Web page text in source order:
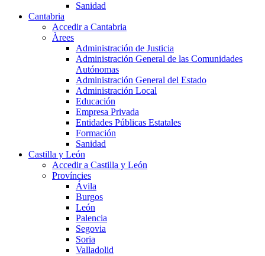
Sanidad
Cantabria
Accedir a Cantabria
Àrees
Administración de Justicia
Administración General de las Comunidades
Autónomas
Administración General del Estado
Administración Local
Educación
Empresa Privada
Entidades Públicas Estatales
Formación
Sanidad
Castilla y León
Accedir a Castilla y León
Províncies
Ávila
Burgos
León
Palencia
Segovia
Soria
Valladolid